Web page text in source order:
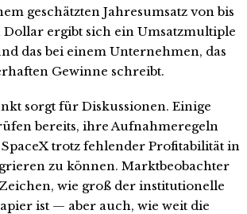
geschätzten Jahresumsatz von bis
ergibt sich ein Umsatzmultiple
das bei einem Unternehmen, das
Gewinne schreibt.
sorgt für Diskussionen. Einige
bereits, ihre Aufnahmeregeln
trotz fehlender Profitabilität in
zu können. Marktbeobachter
wie groß der institutionelle
ist — aber auch, wie weit die